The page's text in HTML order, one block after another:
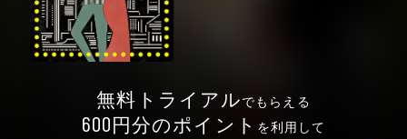
無料トライアルでもらえる
600円分のポイント を利用して